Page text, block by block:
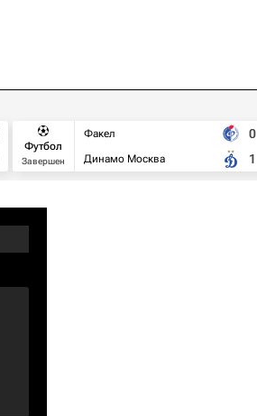
Футбол
Завершен
Факел
Динамо Москва
0
1